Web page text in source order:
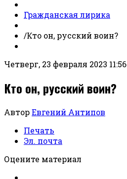
Гражданская лирика
/Кто он, русский воин?
Четверг, 23 февраля 2023 11:56
Кто он, русский воин?
АвторЕвгений Антипов
Печать
Эл. почта
Оцените материал